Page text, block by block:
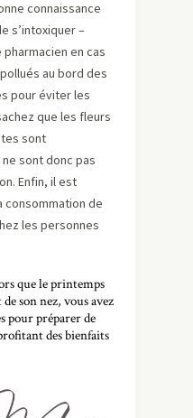
connaissance
s’intoxiquer –
en cas
au bord des
pour éviter les
que les fleurs
sont
sont donc pas
Enfin, il est
consommation de
les personnes
que le printemps
son nez, vous avez
pour préparer de
des bienfaits